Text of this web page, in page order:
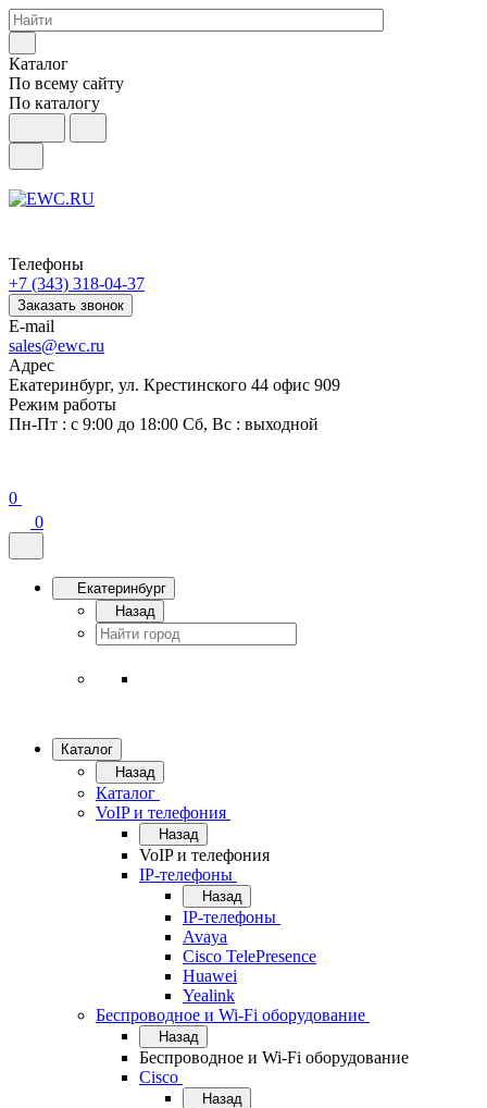
Каталог
По всему сайту
По каталогу
Телефоны
+7 (343) 318-04-37
Заказать звонок
E-mail
sales@ewc.ru
Адрес
Екатеринбург, ул. Крестинского 44 офис 909
Режим работы
Пн-Пт : с 9:00 до 18:00 Сб, Вс : выходной
0
0
Екатеринбург
Назад
Каталог
Назад
Каталог
VoIP и телефония
Назад
VoIP и телефония
IP-телефоны
Назад
IP-телефоны
Avaya
Cisco TelePresence
Huawei
Yealink
Беспроводное и Wi-Fi оборудование
Назад
Беспроводное и Wi-Fi оборудование
Cisco
Назад